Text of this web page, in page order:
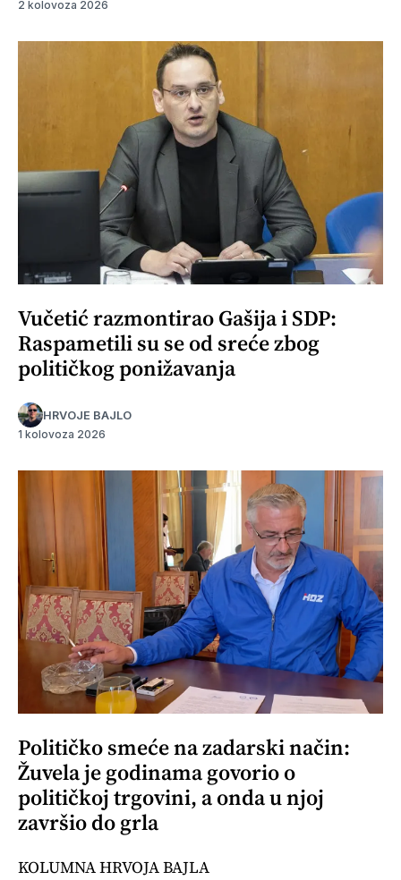
2 kolovoza 2026
Vučetić razmontirao Gašija i SDP:
Raspametili su se od sreće zbog
političkog ponižavanja
HRVOJE BAJLO
1 kolovoza 2026
Političko smeće na zadarski način:
Žuvela je godinama govorio o
političkoj trgovini, a onda u njoj
završio do grla
KOLUMNA HRVOJA BAJLA